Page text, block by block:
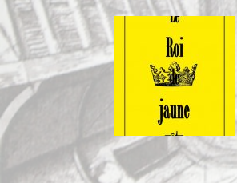
Navigation
de
l’article